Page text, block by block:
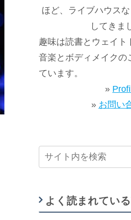
ほど、ライブハウス
してきま
趣味は読書とウェイト
音楽とボディメイクの
ています。
»
» お問い
よく読まれてい